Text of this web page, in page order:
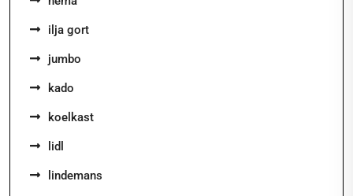
ilja gort
jumbo
kado
koelkast
lidl
lindemans